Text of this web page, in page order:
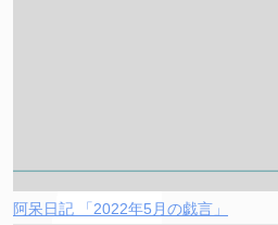
阿呆日記 「2022年5月の戯言」